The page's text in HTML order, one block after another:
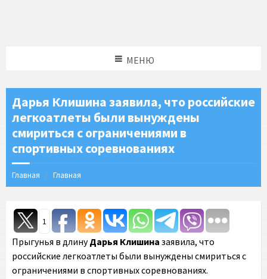
МЕНЮ
Дарья Клишина заявила, что российские
легкоатлеты были вынуждены
смириться с ограничениями в
спортивных соревнованиях
Главная Главная
1
Прыгунья в длинуДарья Клишина заявила, что
российские легкоатлеты были вынуждены смириться с
ограничениями в спортивных соревнованиях.